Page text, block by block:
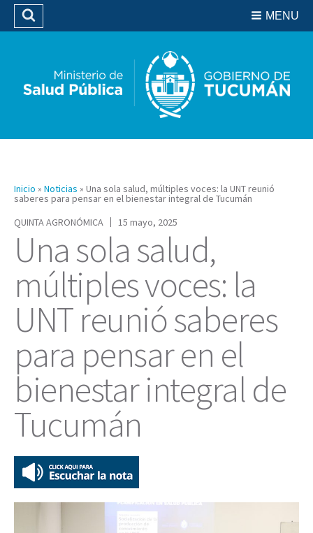
Biblioteca
MENU
Buscar
Inicio » Noticias » Una sola salud, múltiples voces: la UNT reunió
saberes para pensar en el bienestar integral de Tucumán
QUINTA AGRONÓMICA
15 mayo, 2025
Una sola salud,
múltiples voces: la
UNT reunió saberes
para pensar en el
bienestar integral de
Tucumán